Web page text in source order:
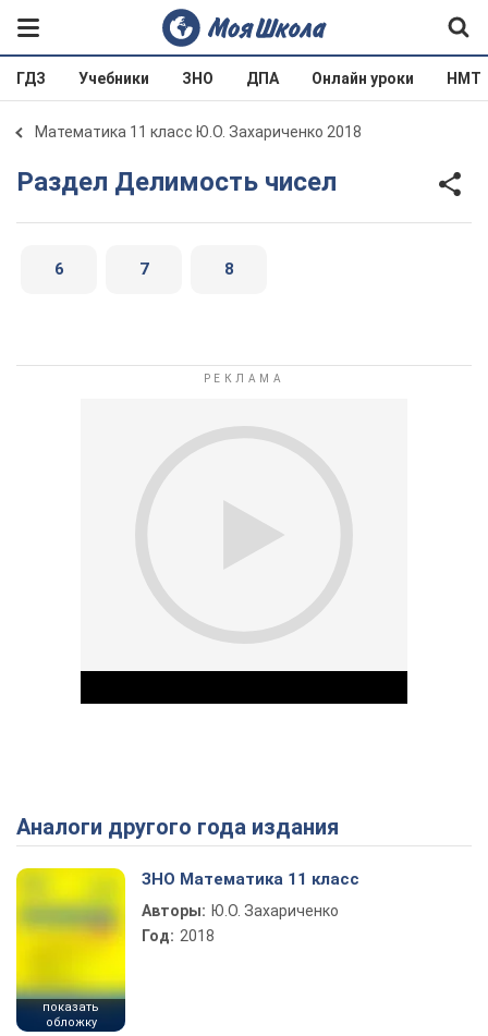
ГДЗ Учебники ЗНО ДПА Онлайн уроки НМТ
Математика 11 класс Ю.О. Захариченко 2018
Раздел Делимость чисел
6 7 8
Play Video
Аналоги другого года издания
показать
обложку
ЗНО Математика 11 класс
Авторы: Ю.О. Захариченко
Год: 2018